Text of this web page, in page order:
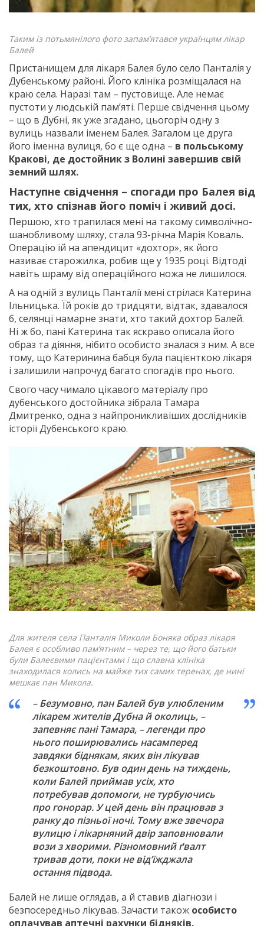
Таким із потьмянілого фото запам’ятався українцям лікар
Балей
Пристанищем для лікаря Балея було село Панталія у
Дубенському районі. Його клініка розміщалася на
краю села. Наразі там – пустовище. Але немає
пустоти у людській пам’яті. Перше свідчення цьому
– що в Дубні, як уже згадано, цьогоріч одну з
вулиць назвали іменем Балея. Загалом це друга
його іменна вулиця, бо є ще одна – в польському
Кракові, де достойник з Волині завершив свій
земний шлях.
Наступне свідчення – спогади про Балея від
тих, хто спізнав його поміч і живий досі.
Першою, хто трапилася мені на такому символічно-
шанобливому шляху, стала 93-річна Марія Коваль.
Операцію їй на апендицит «дохтор», як його
називає старожилка, робив ще у 1935 році. Відтоді
навіть шраму від операційного ножа не лишилося.
А на одній з вулиць Панталії мені стрілася Катерина
Ільницька. Їй років до тридцяти, відтак, здавалося
б, селянці намарне знати, хто такий дохтор Балей.
Ні ж бо, пані Катерина так яскраво описала його
образ та діяння, нібито особисто зналася з ним. А все
тому, що Катеринина бабця була пацієнткою лікаря
і залишили напрочуд багато спогадів про нього.
Свого часу чимало цікавого матеріалу про
дубенського достойника зібрала Тамара
Дмитренко, одна з найпроникливіших дослідників
історії Дубенського краю.
Для жителя села Панталія Миколи Боняка образ лікаря
Балея є особливо пам’ятним – через те, що його батьки
були Балеєвими пацієнтами і що славна клініка
знаходилася колись на майже тих самих теренах, де нині
мешкає пан Микола.
– Безумовно, пан Балей був улюбленим
лікарем жителів Дубна й околиць, –
запевняє пані Тамара, – легенди про
нього поширювались насамперед
завдяки біднякам, яких він лікував
безкоштовно. Був один день на тиждень,
коли Балей приймав усіх, хто
потребував допомоги, не турбуючись
про гонорар. У цей день він працював з
ранку до пізньої ночі. Тому вже звечора
вулицю і лікарняний двір заповнювали
вози з хворими. Різномовний ґвалт
тривав доти, поки не від’їжджала
остання підвода.
Балей не лише оглядав, а й ставив діагнози і
безпосередньо лікував. Зачасти також особисто
оплачував аптечні рахунки бідняків.